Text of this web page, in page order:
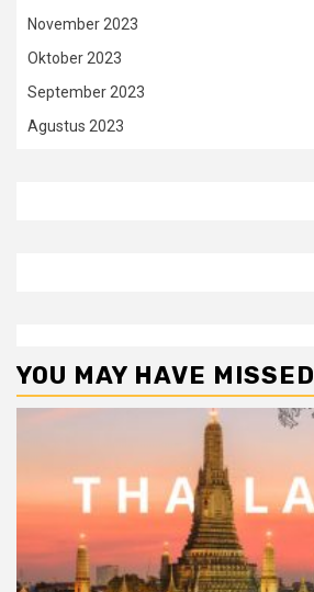
November 2023
Oktober 2023
September 2023
Agustus 2023
YOU MAY HAVE MISSED